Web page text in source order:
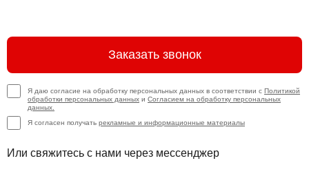
Заказать звонок
Я даю согласие на обработку персональных данных в соответствии с Политикой
обработки персональных данных и Согласием на обработку персональных
данных.
Я согласен получать рекламные и информационные материалы
Или свяжитесь с нами через мессенджер